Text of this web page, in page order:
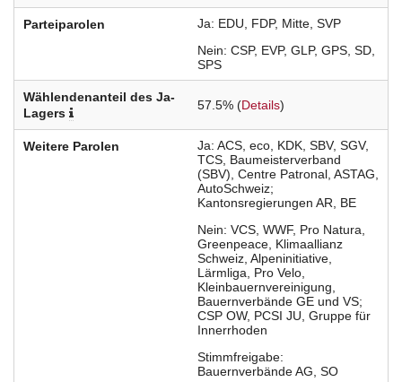
Parteiparolen Ja EDU FDP Mitte SVP
Nein CSP EVP GLP GPS SD
SPS
Wählendenanteil des Ja-
Lagers
57.5% (Details)
Weitere Parolen Ja ACS eco KDK SBV SGV
TCS Baumeisterverband
(SBV) Centre Patronal ASTAG
AutoSchweiz;
Kantonsregierungen AR
BE
Nein VCS WWF Pro Natura
Greenpeace Klimaallianz
Schweiz Alpeninitiative
Lärmliga
Pro Velo
Kleinbauernvereinigung
Bauernverbände GE und VS;
CSP OW PCSI JU Gruppe für
Innerrhoden
Stimmfreigabe
Bauernverbände AG SO